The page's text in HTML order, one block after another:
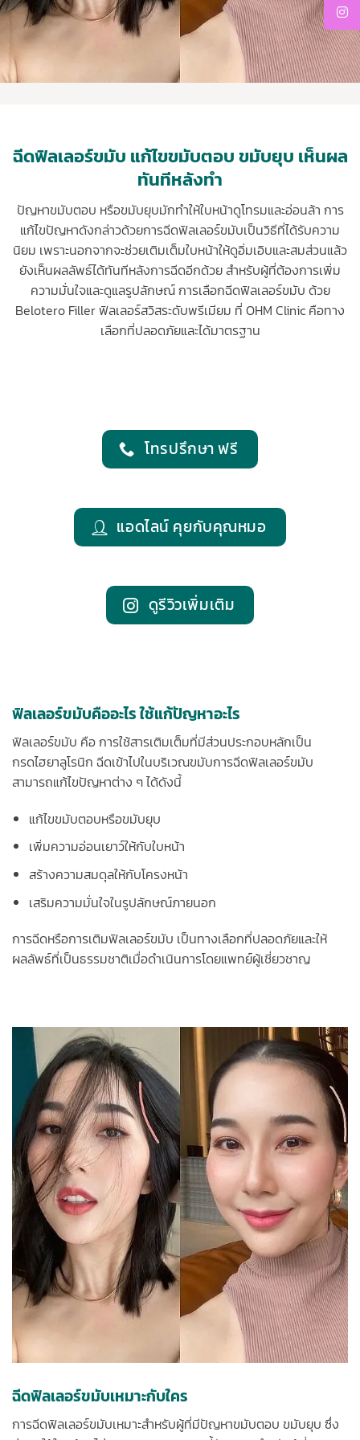
ฉีดฟิลเลอร์ขมับ แก้ไขขมับตอบ ขมับยุบ เห็นผล
ทันทีหลังทำ
ปัญหาขมับตอบ หรือขมับยุบมักทำให้ใบหน้าดูโทรมและอ่อนล้า การ
แก้ไขปัญหาดังกล่าวด้วยการฉีดฟิลเลอร์ขมับเป็นวิธีที่ได้รับความ
นิยม เพราะนอกจากจะช่วยเติมเต็มใบหน้าให้ดูอิ่มเอิบและสมส่วนแล้ว
ยังเห็นผลลัพธ์ได้ทันทีหลังการฉีดอีกด้วย สำหรับผู้ที่ต้องการเพิ่ม
ความมั่นใจและดูแลรูปลักษณ์ การเลือกฉีดฟิลเลอร์ขมับ ด้วย
Belotero Filler ฟิลเลอร์สวิสระดับพรีเมียม ที่ OHM Clinic คือทาง
เลือกที่ปลอดภัยและได้มาตรฐาน
โทรปรึกษา ฟรี
แอดไลน์ คุยกับคุณหมอ
ดูรีวิวเพิ่มเติม
ฟิลเลอร์ขมับคืออะไร ใช้แก้ปัญหาอะไร
ฟิลเลอร์ขมับ คือ การใช้สารเติมเต็มที่มีส่วนประกอบหลักเป็น
กรดไฮยาลูโรนิก ฉีดเข้าไปในบริเวณขมับการฉีดฟิลเลอร์ขมับ
สามารถแก้ไขปัญหาต่าง ๆ ได้ดังนี้
แก้ไขขมับตอบหรือขมับยุบ
เพิ่มความอ่อนเยาว์ให้กับใบหน้า
สร้างความสมดุลให้กับโครงหน้า
เสริมความมั่นใจในรูปลักษณ์ภายนอก
การฉีดหรือการเติมฟิลเลอร์ขมับ เป็นทางเลือกที่ปลอดภัยและให้
ผลลัพธ์ที่เป็นธรรมชาติเมื่อดำเนินการโดยแพทย์ผู้เชี่ยวชาญ
ฉีดฟิลเลอร์ขมับเหมาะกับใคร
การฉีดฟิลเลอร์ขมับเหมาะสำหรับผู้ที่มีปัญหาขมับตอบ ขมับยุบ ซึ่ง